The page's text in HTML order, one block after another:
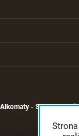
Alkomaty - Sklep -